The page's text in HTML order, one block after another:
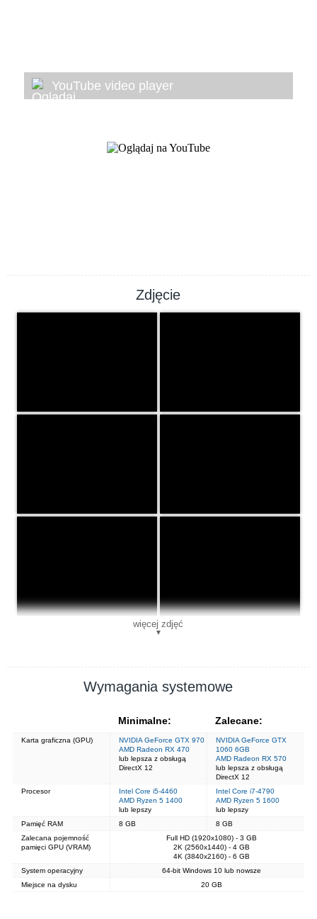
YouTube video player
Zdjęcie
więcej zdjęć
▼
Wymagania systemowe
Minimalne: Zalecane:
Karta graficzna (GPU)
NVIDIA GeForce GTX 970
AMD Radeon RX 470
lub lepsza z obsługą
DirectX 12
NVIDIA GeForce GTX
1060 6GB
AMD Radeon RX 570
lub lepsza z obsługą
DirectX 12
Procesor
Intel Core i5-4460
AMD Ryzen 5 1400
lub lepszy
Intel Core i7-4790
AMD Ryzen 5 1600
lub lepszy
Pamięć RAM
8 GB
8 GB
Zalecana pojemność
pamięci GPU (VRAM)
Full HD (1920x1080) - 3 GB
2K (2560x1440) - 4 GB
4K (3840x2160) - 6 GB
System operacyjny
64-bit Windows 10 lub nowsze
Miejsce na dysku
20 GB